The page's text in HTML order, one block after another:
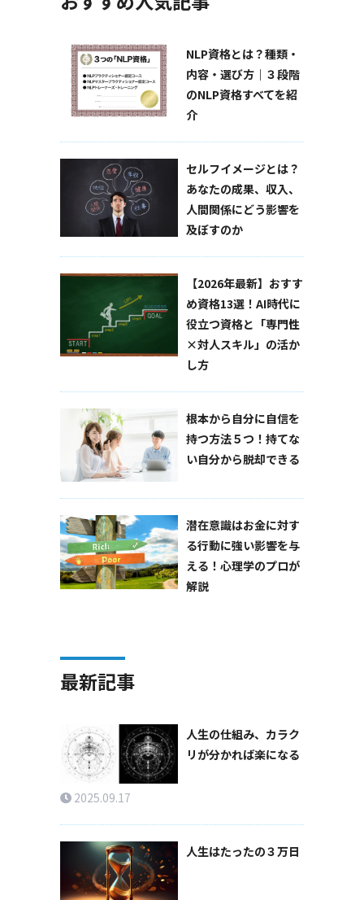
NLP資格とは？種類・
内容・選び方｜３段階
のNLP資格すべてを紹
介
セルフイメージとは？
あなたの成果、収入、
人間関係にどう影響を
及ぼすのか
【2026年最新】おすす
め資格13選！AI時代に
役立つ資格と「専門性
×対人スキル」の活か
し方
根本から自分に自信を
持つ方法５つ！持てな
い自分から脱却できる
潜在意識はお金に対す
る行動に強い影響を与
える！心理学のプロが
解説
最新記事
人生の仕組み、カラク
リが分かれば楽になる
2025.09.17
人生はたったの３万日